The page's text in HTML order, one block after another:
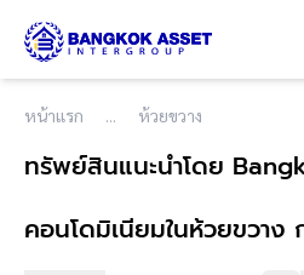
หน้าแรก ห้วยขวาง
ทรัพย์สินแนะนำโดย
คอนโดมิเนียมในห้วยขวาง